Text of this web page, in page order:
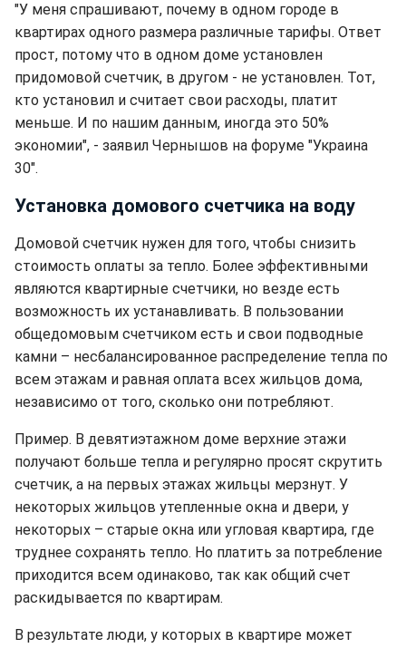
"У меня спрашивают, почему в одном городе в
квартирах одного размера различные тарифы. Ответ
прост, потому что в одном доме установлен
придомовой счетчик, в другом - не установлен. Тот,
кто установил и считает свои расходы, платит
меньше. И по нашим данным, иногда это 50%
экономии", - заявил Чернышов на форуме "Украина
30".
Установка домового счетчика на воду
Домовой счетчик нужен для того, чтобы снизить
стоимость оплаты за тепло. Более эффективными
являются квартирные счетчики, но везде есть
возможность их устанавливать. В пользовании
общедомовым счетчиком есть и свои подводные
камни – несбалансированное распределение тепла по
всем этажам и равная оплата всех жильцов дома,
независимо от того, сколько они потребляют.
Пример. В девятиэтажном доме верхние этажи
получают больше тепла и регулярно просят скрутить
счетчик, а на первых этажах жильцы мерзнут. У
некоторых жильцов утепленные окна и двери, у
некоторых – старые окна или угловая квартира, где
труднее сохранять тепло. Но платить за потребление
приходится всем одинаково, так как общий счет
раскидывается по квартирам.
В результате люди, у которых в квартире может